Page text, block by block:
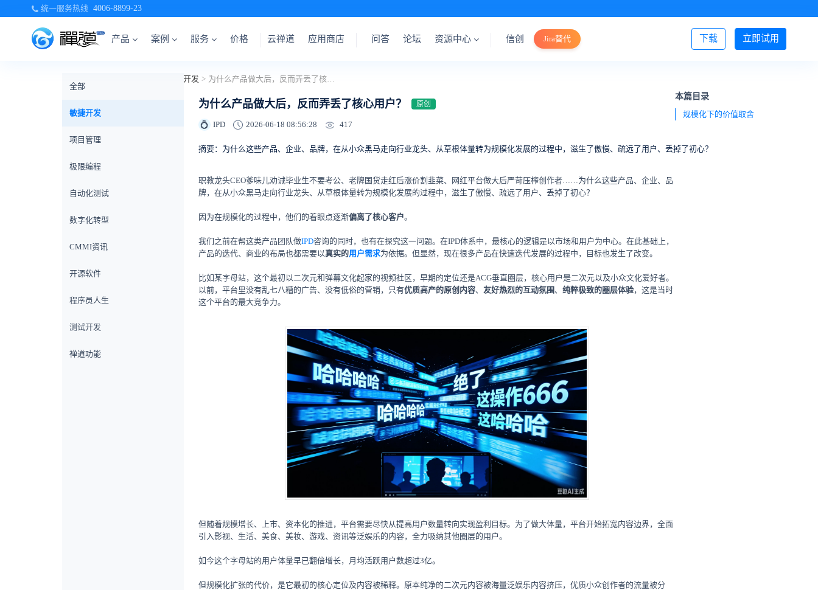
统一服务热线 4006-8899-23
产品 案例 服务 价格 立即试用
下载
云禅道 应用商店 问答 论坛 资源中心 信创 Jira替代 登录/注册
敏捷开发 >
为什么产品做大后，反而弄丢了核心用户？
全部
敏捷开发
项目管理
极限编程
自动化测试
数字化转型
CMMI资讯
开源软件
程序员人生
测试开发
禅道功能
为什么产品做大后，反而弄丢了核心用户？ 原创
💍 IPD 2026-06-18 08:56:28 417
摘要：为什么这些产品、企业、品牌，在从小众黑马走向行业龙头、从草根体量转为规模化发展的过程中，滋生了傲慢、疏远了用户、丢掉了初心？
本篇目录
规模化下的价值取舍
职教龙头CEO爹味儿劝诫毕业生不要考公、老牌国货走红后涨价割韭菜、网红平台做大后严苛压榨创作者……为什么这些产品、企业、品
牌，在从小众黑马走向行业龙头、从草根体量转为规模化发展的过程中，滋生了傲慢、疏远了用户、丢掉了初心？
因为在规模化的过程中，他们的着眼点逐渐偏离了核心客户。
我们之前在帮这类产品团队做IPD咨询的同时，也有在探究这一问题。在IPD体系中，最核心的逻辑是以市场和用户为中心。在此基础上，
产品的迭代、商业的布局也都需要以真实的用户需求为依据。但显然，现在很多产品在快速迭代发展的过程中，目标也发生了改变。
比如某字母站，这个最初以二次元和弹幕文化起家的视频社区，早期的定位还是ACG垂直圈层，核心用户是二次元以及小众文化爱好者。
以前，平台里没有乱七八糟的广告、没有低俗的营销，只有优质高产的原创内容、 友好热烈的互动氛围 、 纯粹极致的圈层体验，这是当时
这个平台的最大竞争力。
但随着规模增长、上市、资本化的推进，平台需要尽快从提高用户数量转向实现盈利目标。为了做大体量，平台开始拓宽内容边界，全面
引入影视、生活、美食、美妆、游戏、资讯等泛娱乐的内容，全力吸纳其他圈层的用户。
如今这个字母站的用户体量早已翻倍增长，月均活跃用户数超过3亿。
但规模化扩张的代价，是它最初的核心定位及内容被稀释。原本纯净的二次元内容被海量泛娱乐内容挤压，优质小众创作者的流量被分